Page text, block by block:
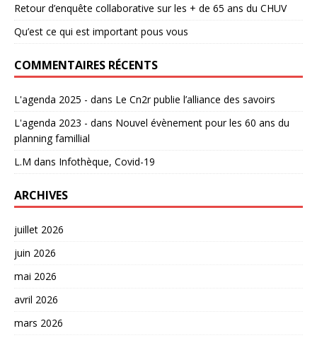
Retour d’enquête collaborative sur les + de 65 ans du CHUV
Qu’est ce qui est important pous vous
COMMENTAIRES RÉCENTS
L'agenda 2025 - dans Le Cn2r publie l’alliance des savoirs
L'agenda 2023 - dans Nouvel évènement pour les 60 ans du
planning famillial
L.M dans Infothèque, Covid-19
ARCHIVES
juillet 2026
juin 2026
mai 2026
avril 2026
mars 2026